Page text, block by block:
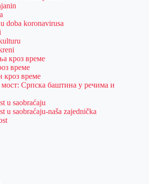
doba koronavirusa
кроз време
време
кроз време
мост: Српска баштина у речима и
u saobraćaju
u saobraćaju-naša zajednička